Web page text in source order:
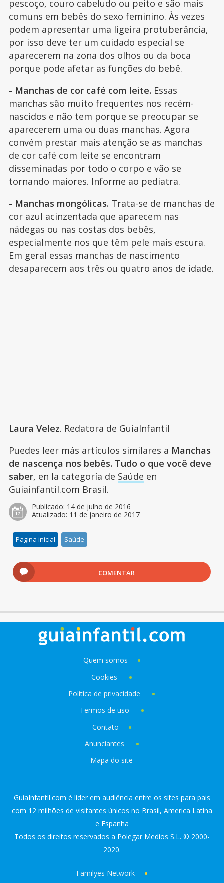
pescoço, couro cabeludo ou peito e são mais
comuns em bebês do sexo feminino. Às vezes
podem apresentar uma ligeira protuberância,
por isso deve ter um cuidado especial se
aparecerem na zona dos olhos ou da boca
porque pode afetar as funções do bebê.
- Manchas de cor café com leite. Essas
manchas são muito frequentes nos recém-
nascidos e não tem porque se preocupar se
aparecerem uma ou duas manchas. Agora
convém prestar mais atenção se as manchas
de cor café com leite se encontram
disseminadas por todo o corpo e vão se
tornando maiores. Informe ao pediatra.
- Manchas mongólicas. Trata-se de manchas de
cor azul acinzentada que aparecem nas
nádegas ou nas costas dos bebês,
especialmente nos que têm pele mais escura.
Em geral essas manchas de nascimento
desaparecem aos três ou quatro anos de idade.
Laura Velez. Redatora de GuiaInfantil
Puedes leer más artículos similares a Manchas
de nascença nos bebês. Tudo o que você deve
saber, en la categoría de Saúde en
Guiainfantil.com Brasil.
Publicado: 14 de julho de 2016
Atualizado: 11 de janeiro de 2017
Pagina inicial Saúde
COMENTAR
Quem somos
Cookies
Política de privacidade
Termos de uso
Contato
Anunciantes
Mapa do site
GuiaInfantil.com é líder em audiência entre os sites para pais
com 12 milhões de visitantes únicos no Brasil, America Latina
e Espanha
Todos os direitos reservados a Polegar Medios S.L. © 2000-
2020.
Familyes Network